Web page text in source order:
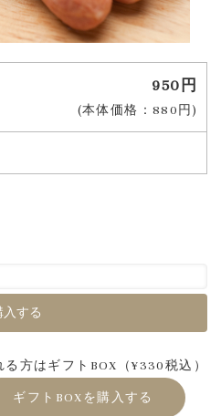
950円
(本体価格：880円)
方はギフトBOX（¥330税込）
ギフトBOXを購入する